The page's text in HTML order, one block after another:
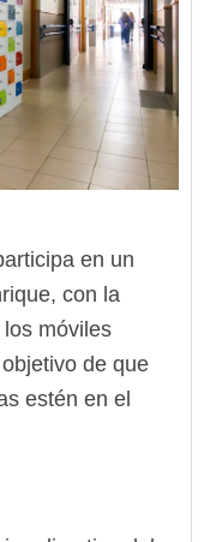
en un
con la
móviles
de que
estén en el